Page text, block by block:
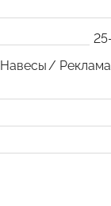
Навесы Реклама